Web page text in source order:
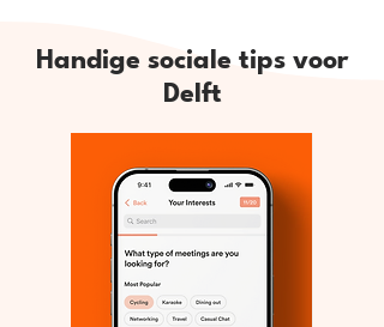
Handige sociale tips voor
Delft